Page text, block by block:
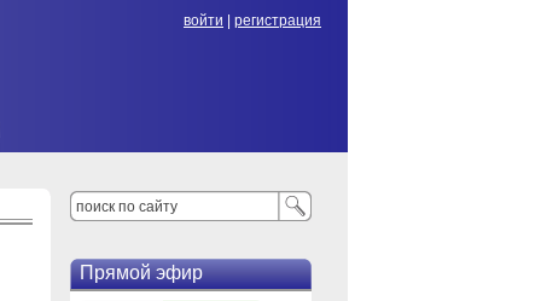
войти регистрация
Прямой эфир